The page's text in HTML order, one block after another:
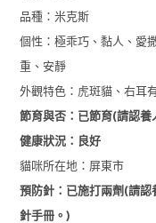
品種：米克斯
個性：極乖巧、黏人、愛
重、安靜
外觀特色：虎斑貓、右耳
節育與否：已節育(請認
健康狀況：良好
貓咪所在地：屏東市
預防針：已施打兩劑(請
針手冊。)